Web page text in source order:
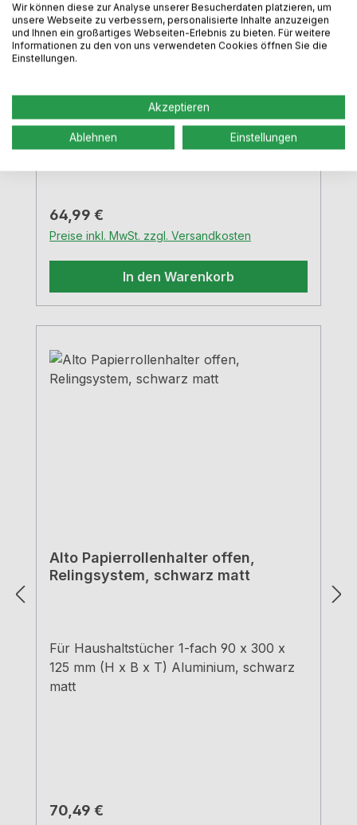
Papierrollenhalter für Haushaltstücher,
mmedelstahlfarbig
Regulärer Preis:
64,99 €
Preise inkl. MwSt. zzgl. Versandkosten
In den Warenkorb
Alto Papierrollenhalter offen,
Relingsystem, schwarz matt
Für Haushaltstücher 1-fach 90 x 300 x
125 mm (H x B x T) Aluminium, schwarz
matt
Regulärer Preis:
70,49 €
Wir können diese zur Analyse unserer Besucherdaten platzieren, um
unsere Webseite zu verbessern, personalisierte Inhalte anzuzeigen
und Ihnen ein großartiges Webseiten-Erlebnis zu bieten. Für weitere
Informationen zu den von uns verwendeten Cookies öffnen Sie die
Einstellungen.
Akzeptieren
Ablehnen Einstellungen